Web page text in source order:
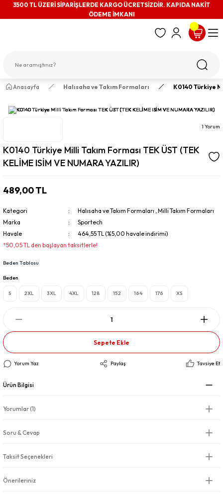
3500 TL ÜZERİ SİPARİŞLERDE KARGO ÜCRETSİZDİR. KAPIDA NAKİT
ÖDEME İMKANI
Anasayfa Halısaha ve Takım Formaları K0140 Türkiye
1 Yorum
K0140 Türkiye Milli Takım Forması TEK ÜST (TEK
KELİME ISİM VE NUMARA YAZILIR)
489,00 TL
Kategori Halısaha ve Takım Formaları ,Milli Takım Formaları
Marka
Sportech
Havale
464,55 TL (%5,00 havale indirimi)
*50,05 TL den başlayan taksitlerle!
Beden Tablosu
Beden
S 2XL 3XL 4XL 128 152 164 176 XS
Sepete Ekle
Yorum Yaz Paylaş Tavsiye Et
Ürün Bilgisi
Yorumlar (1)
Soru & Cevap
Taksit Seçenekleri
Önerileriniz